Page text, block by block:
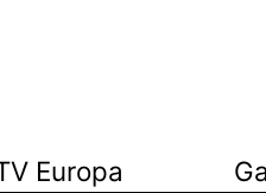
Europa